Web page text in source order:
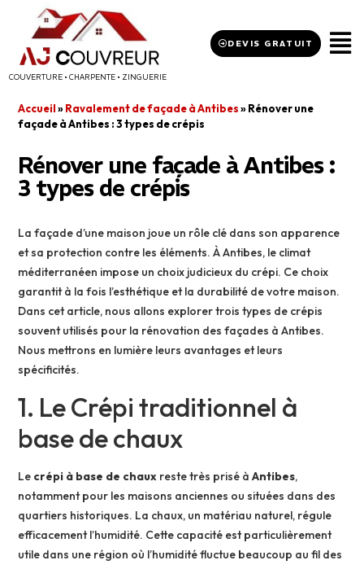
COUVERTURE • CHARPENTE • ZINGUERIE
DEVIS GRATUIT
Accueil»Ravalement de façade à Antibes»Rénover une
façade à Antibes : 3 types de crépis
Rénover une façade à Antibes :
3 types de crépis
La façade d’une maison joue un rôle clé dans son apparence
et sa protection contre les éléments. À Antibes, le climat
méditerranéen impose un choix judicieux du crépi. Ce choix
garantit à la fois l’esthétique et la durabilité de votre maison.
Dans cet article, nous allons explorer trois types de crépis
souvent utilisés pour la rénovation des façades à Antibes.
Nous mettrons en lumière leurs avantages et leurs
spécificités.
1. Le Crépi traditionnel à
base de chaux
Le crépi à base de chaux reste très prisé àAntibes,
notamment pour les maisons anciennes ou situées dans des
quartiers historiques. La chaux, un matériau naturel, régule
efficacement l’humidité. Cette capacité est particulièrement
utile dans une région où l’humidité fluctue beaucoup au fil des